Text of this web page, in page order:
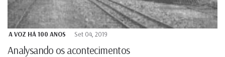
A VOZ HÁ 100 ANOS Set 04, 2019
Analysando os acontecimentos